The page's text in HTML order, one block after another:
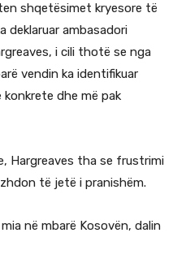
shqetësimet kryesore të
deklaruar ambasadori
i cili thotë se nga
vendin ka identifikuar
konkrete dhe më pak
Hargreaves tha se frustrimi
të jetë i pranishëm.
në mbarë Kosovën, dalin